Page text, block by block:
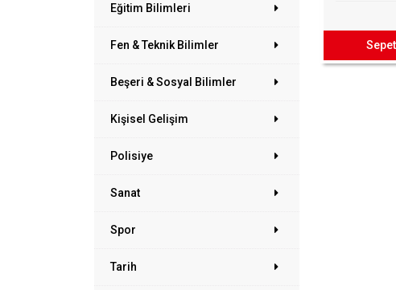
Eğitim Bilimleri
Fen & Teknik Bilimler
Beşeri & Sosyal Bilimler
Kişisel Gelişim
Polisiye
Sanat
Spor
Tarih